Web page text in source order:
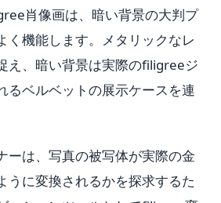
肖像画は、暗い背景の大判プ
く機能します。メタリックなレ
え、暗い背景は実際のfiligreeジ
るベルベットの展示ケースを連
ーは、写真の被写体が実際の金
うに変換されるかを探求するた